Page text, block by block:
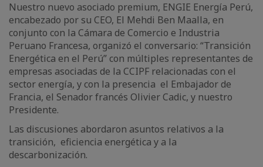
Nuestro nuevo asociado premium, ENGIE Energía Perú,
encabezado por su CEO, El Mehdi Ben Maalla, en
conjunto con la Cámara de Comercio e Industria
Peruano Francesa, organizó el conversario: “Transición
Energética en el Perú” con múltiples representantes de
empresas asociadas de la CCIPF relacionadas con el
sector energía, y con la presencia el Embajador de
Francia, el Senador francés Olivier Cadic, y nuestro
Presidente.
Las discusiones abordaron asuntos relativos a la
transición, eficiencia energética y a la
descarbonización.